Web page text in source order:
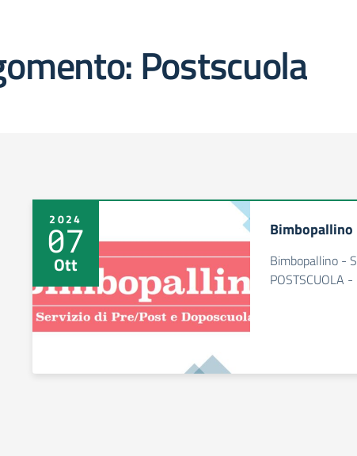
Postscuola
2024
07
Ott
Bimbopallino
Bimbopallino -
POSTSCUOLA